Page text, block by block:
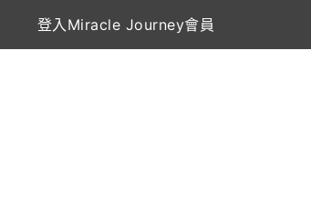
登入Miracle Journey會員